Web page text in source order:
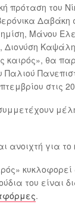
πρόταση του
Δαβάκη
Μάνου
καιρός», θα
Παλιού
στις
ανοιχτή για το
του είναι
.